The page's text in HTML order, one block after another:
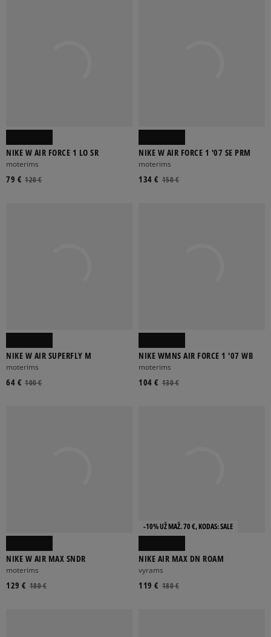
NIKE W AIR FORCE 1 LO SR
moterims
120 €
79 €
NIKE W AIR FORCE 1 '07 SE PRM
moterims
150 €
134 €
NIKE W AIR SUPERFLY M
moterims
100 €
64 €
NIKE WMNS AIR FORCE 1 '07 WB
moterims
130 €
104 €
NIKE W AIR MAX SNDR
moterims
180 €
129 €
-10% UŽ MAŽ. 70 €, KODAS: SALE
NIKE AIR MAX DN ROAM
vyrams
180 €
119 €